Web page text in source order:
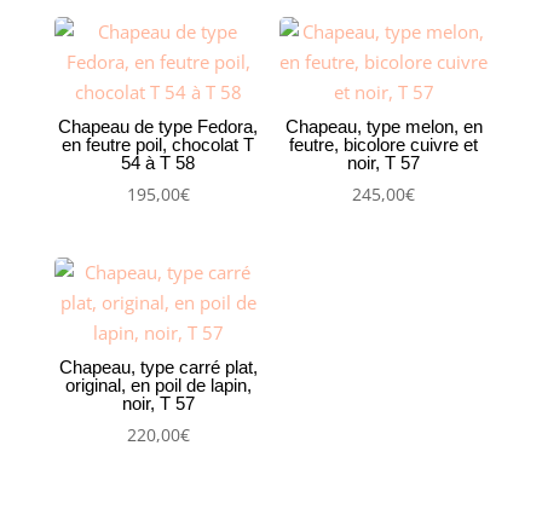
Chapeau de type Fedora,
en feutre poil, chocolat T
54 à T 58
195,00€
Chapeau, type melon, en
feutre, bicolore cuivre et
noir, T 57
245,00€
Chapeau, type carré plat,
original, en poil de lapin,
noir, T 57
220,00€